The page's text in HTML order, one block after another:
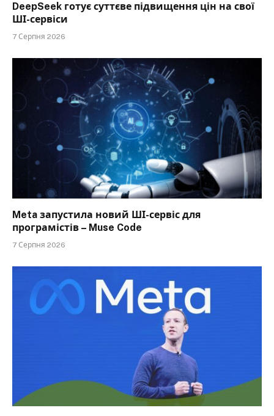
DeepSeek готує суттєве підвищення цін на свої
ШІ-сервіси
7 Серпня 2026
Meta запустила новий ШІ-сервіс для
програмістів – Muse Code
7 Серпня 2026